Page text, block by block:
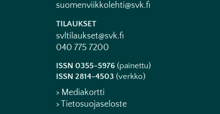
suomenviikkolehti@svk.fi
TILAUKSET
svltilaukset@svk.fi
040 775 7200
ISSN 0355-5976 (painettu)
ISSN 2814-4503 (verkko)
> Mediakortti
> Tietosuojaseloste